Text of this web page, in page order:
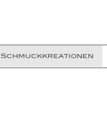
Schmuckkreationen